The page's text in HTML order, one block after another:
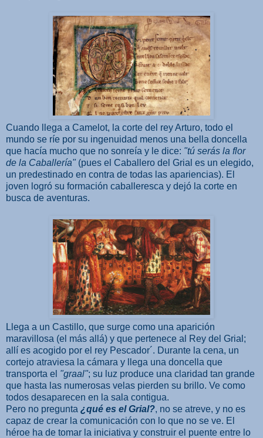
Cuando llega a Camelot, la corte del rey Arturo, todo el
mundo se ríe por su ingenuidad menos una bella doncella
que hacía mucho que no sonreía y le dice: "tú serás la flor
de la Caballería" (pues el Caballero del Grial es un elegido,
un predestinado en contra de todas las apariencias). El
joven logró su formación caballeresca y dejó la corte en
busca de aventuras.
Llega a un Castillo, que surge como una aparición
maravillosa (el más allá) y que pertenece al Rey del Grial;
allí es acogido por el rey Pescador´. Durante la cena, un
cortejo atraviesa la cámara y llega una doncella que
transporta el "graal"; su luz produce una claridad tan grande
que hasta las numerosas velas pierden su brillo. Ve como
todos desaparecen en la sala contigua.
Pero no pregunta ¿qué es el Grial?, no se atreve, y no es
capaz de crear la comunicación con lo que no se ve. El
héroe ha de tomar la iniciativa y construir el puente entre lo